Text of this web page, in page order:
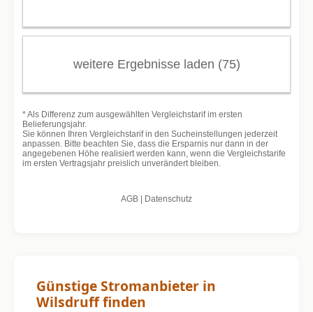
Günstige Stromanbieter in
Wilsdruff finden